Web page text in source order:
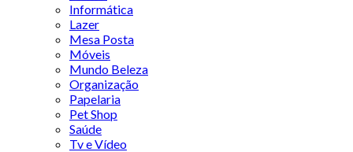
Informática
Lazer
Mesa Posta
Móveis
Mundo Beleza
Organização
Papelaria
Pet Shop
Saúde
Tv e Vídeo